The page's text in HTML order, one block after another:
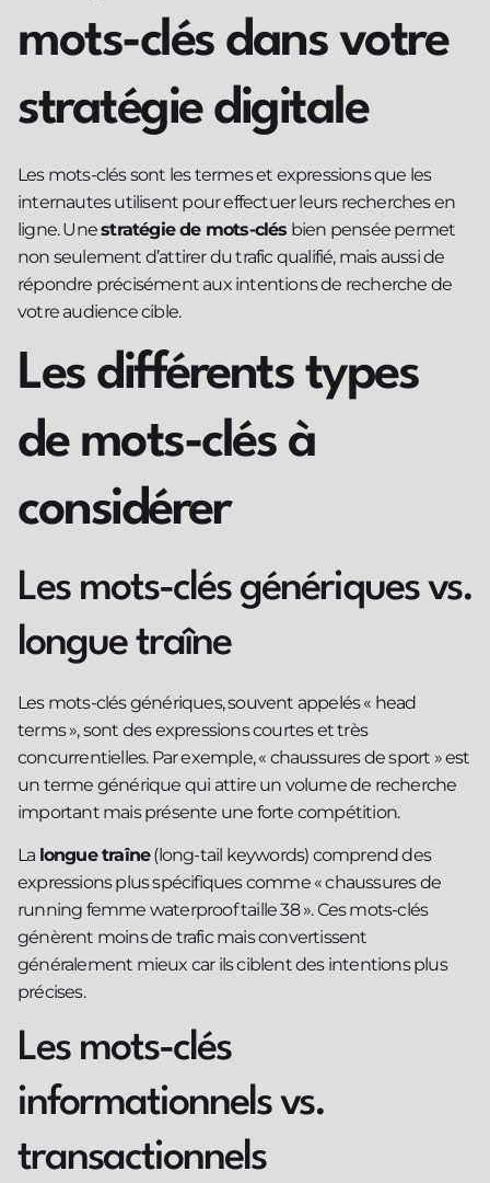
mots-clés dans votre
stratégie digitale
Les mots-clés sont les termes et expressions que les
internautes utilisent pour effectuer leurs recherches en
ligne. Unestratégie de mots-clés bien pensée permet
non seulement d’attirer du trafic qualifié, mais aussi de
répondre précisément aux intentions de recherche de
votre audience cible.
Les différents types
de mots-clés à
considérer
Les mots-clés génériques vs.
longue traîne
Les mots-clés génériques, souvent appelés « head
terms », sont des expressions courtes et très
concurrentielles. Par exemple, « chaussures de sport » est
un terme générique qui attire un volume de recherche
important mais présente une forte compétition.
La longue traîne(long-tail keywords) comprend des
expressions plus spécifiques comme « chaussures de
running femme waterproof taille 38 ». Ces mots-clés
génèrent moins de trafic mais convertissent
généralement mieux car ils ciblent des intentions plus
précises.
Les mots-clés
informationnels vs.
transactionnels